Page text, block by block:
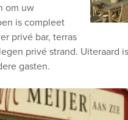
om uw
is compleet
privé bar, terras
privé strand. Uiteraard
gasten.